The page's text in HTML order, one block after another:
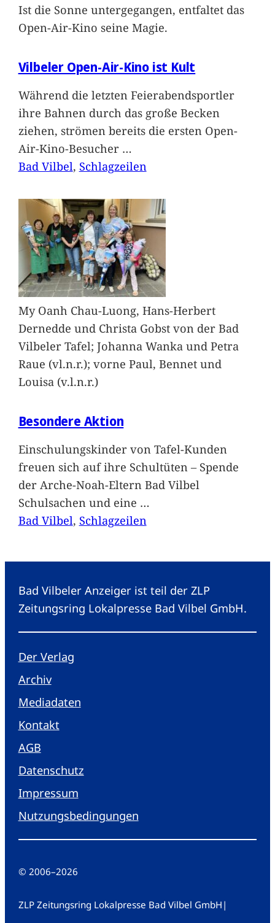
Ist die Sonne untergegangen, entfaltet das
Open-Air-Kino seine Magie.
Vilbeler Open-Air-Kino ist Kult
Während die letzten Feierabendsportler
ihre Bahnen durch das große Becken
ziehen, strömen bereits die ersten Open-
Air-Kino-Besucher …
Bad Vilbel, Schlagzeilen
My Oanh Chau-Luong, Hans-Herbert
Dernedde und Christa Gobst von der Bad
Vilbeler Tafel; Johanna Wanka und Petra
Raue (vl.n.r.); vorne Paul, Bennet und
Louisa (v.l.n.r.)
Besondere Aktion
Einschulungskinder von Tafel-Kunden
freuen sich auf ihre Schultüten – Spende
der Arche-Noah-Eltern Bad Vilbel
Schulsachen und eine …
Bad Vilbel, Schlagzeilen
Bad Vilbeler Anzeiger ist teil der ZLP
Zeitungsring Lokalpresse Bad Vilbel GmbH.
Der Verlag
Archiv
Mediadaten
Kontakt
AGB
Datenschutz
Impressum
Nutzungsbedingungen
© 2006–2026
ZLP Zeitungsring Lokalpresse Bad Vilbel GmbH |